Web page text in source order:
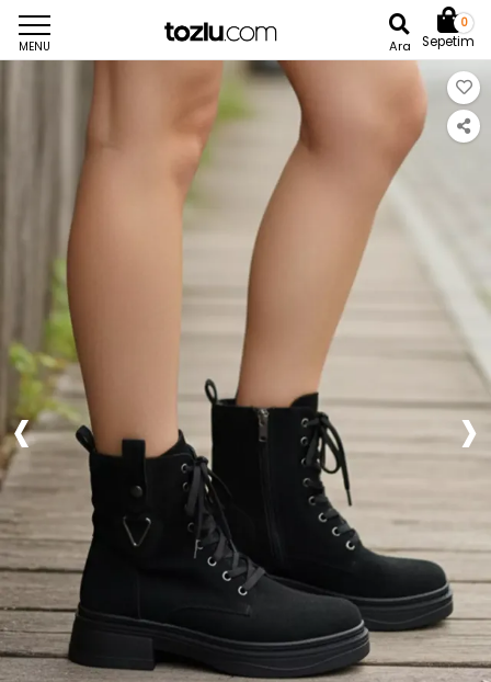
MENU Ara
0
Sepetim